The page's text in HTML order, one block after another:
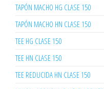
TAPÓN MACHO HG CLASE 150
TAPÓN MACHO HN CLASE 150
TEE HG CLASE 150
TEE HN CLASE 150
TEE REDUCIDA HN CLASE 150